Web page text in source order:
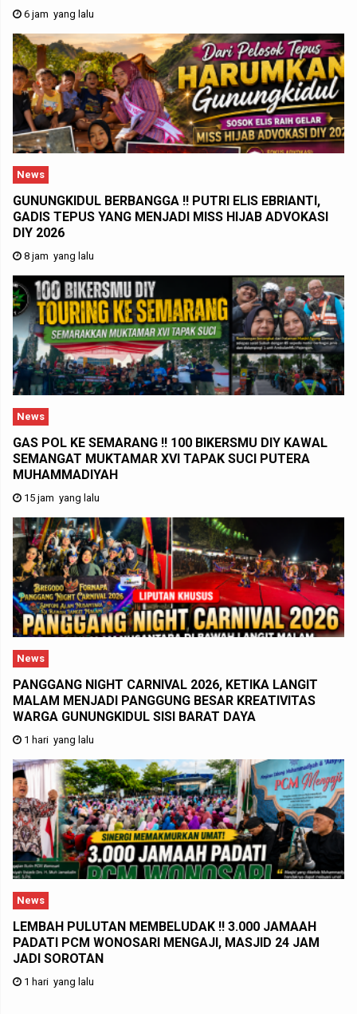
6 jam yang lalu
News
GUNUNGKIDUL BERBANGGA !! PUTRI ELIS EBRIANTI,
GADIS TEPUS YANG MENJADI MISS HIJAB ADVOKASI
DIY 2026
8 jam yang lalu
News
GAS POL KE SEMARANG !! 100 BIKERSMU DIY KAWAL
SEMANGAT MUKTAMAR XVI TAPAK SUCI PUTERA
MUHAMMADIYAH
15 jam yang lalu
News
PANGGANG NIGHT CARNIVAL 2026, KETIKA LANGIT
MALAM MENJADI PANGGUNG BESAR KREATIVITAS
WARGA GUNUNGKIDUL SISI BARAT DAYA
1 hari yang lalu
News
LEMBAH PULUTAN MEMBELUDAK !! 3.000 JAMAAH
PADATI PCM WONOSARI MENGAJI, MASJID 24 JAM
JADI SOROTAN
1 hari yang lalu